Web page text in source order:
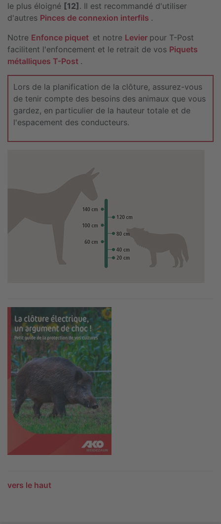
le plus éloigné [12]. Il est recommandé d'utiliser
d'autres Pinces de connexion interfils .
Notre Enfonce piquet et notre Levier pour T-Post
facilitent l'enfoncement et le retrait de vos Piquets
métalliques T-Post .
Lors de la planification de la clôture, assurez-vous
de tenir compte des besoins des animaux que vous
gardez, en particulier de la hauteur totale et de
l'espacement des conducteurs.
vers le haut